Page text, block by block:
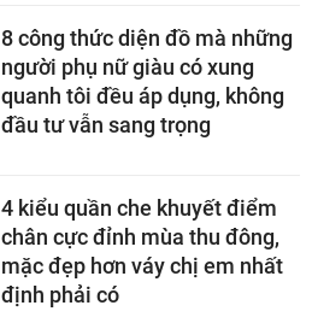
8 công thức diện đồ mà những
người phụ nữ giàu có xung
quanh tôi đều áp dụng, không
đầu tư vẫn sang trọng
4 kiểu quần che khuyết điểm
chân cực đỉnh mùa thu đông,
mặc đẹp hơn váy chị em nhất
định phải có